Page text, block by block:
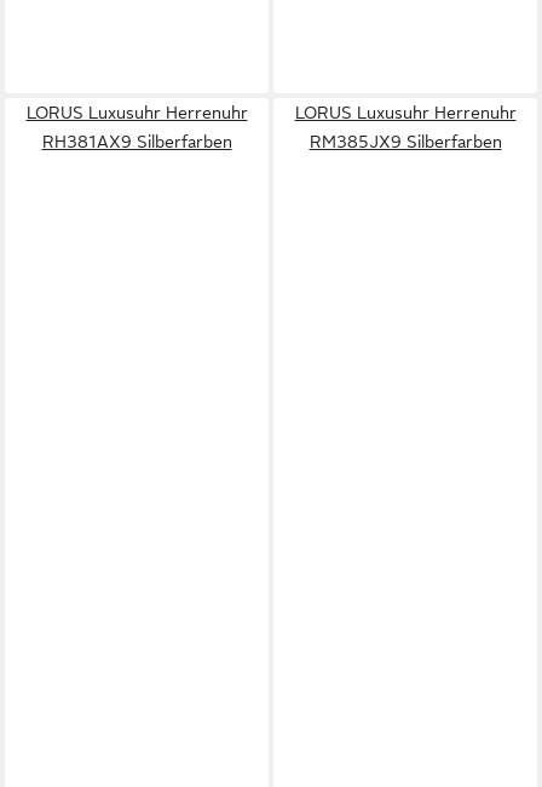
LORUS Luxusuhr Herrenuhr
RH381AX9 Silberfarben
LORUS Luxusuhr Herrenuhr
RM385JX9 Silberfarben